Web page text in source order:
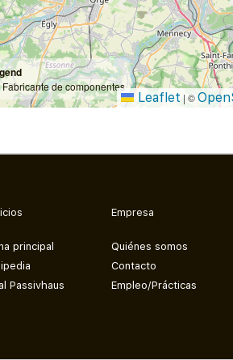
Fabricante de componentes
Leaflet | ©
principal
Passivhaus
Empresa
Quiénes somos
Contacto
Empleo/Prácticas